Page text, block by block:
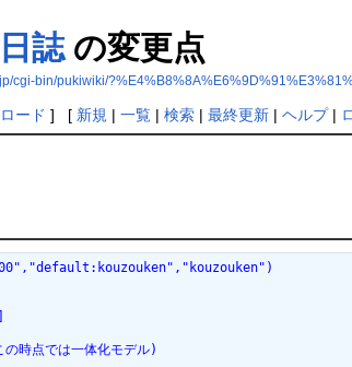
誌の変更点
cgi-bin/pukiwiki/
ード ] [ 新規 | 一覧| 検索| 最終更新| ヘルプ|
の時点では一体化モデル)